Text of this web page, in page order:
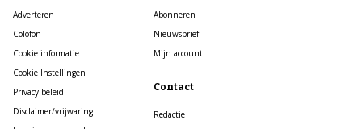
Adverteren
Colofon
Cookie informatie
Cookie Instellingen
Privacy beleid
Disclaimer/vrijwaring
Abonneren
Nieuwsbrief
Mijn account
Contact
Redactie